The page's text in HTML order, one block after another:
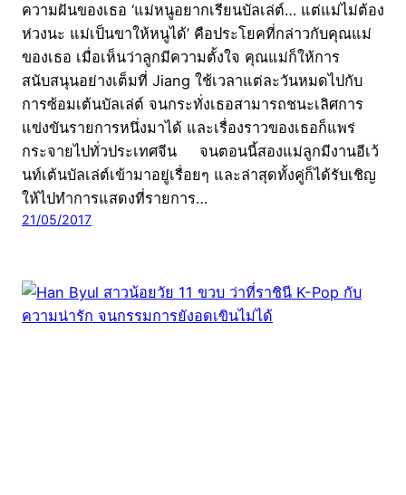
ความฝันของเธอ ‘แม่หนูอยากเรียนบัลเล่ต์… แต่แม่ไม่ต้อง
ห่วงนะ แม่เป็นขาให้หนูได้’ คือประโยคที่กล่าวกับคุณแม่
ของเธอ เมื่อเห็นว่าลูกมีความตั้งใจ คุณแม่ก็ให้การ
สนับสนุนอย่างเต็มที่ Jiang ใช้เวลาแต่ละวันหมดไปกับ
การซ้อมเต้นบัลเล่ต์ จนกระทั่งเธอสามารถชนะเลิศการ
แข่งขันรายการหนึ่งมาได้ และเรื่องราวของเธอก็แพร่
กระจายไปทั่วประเทศจีน จนตอนนี้สองแม่ลูกมีงานอีเว้
นท์เต้นบัลเล่ต์เข้ามาอยู่เรื่อยๆ และล่าสุดทั้งคู่ก็ได้รับเชิญ
ให้ไปทำการแสดงที่รายการ…
21/05/2017